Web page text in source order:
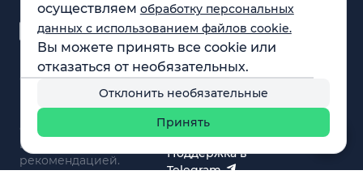
осуществляем обработку персональных
данных с использованием файлов cookie.
Вы можете принять все cookie или
отказаться от необязательных.
Отклонить необязательные
Принять
Обращаем внимание:
все материалы,
представленные на
сайте, не являются
инвестиционной
рекомендацией.
Аналитика и
новости
Карта рынка
Компании
F.A.Q.
Обучение
Вебинары
О нас
Поддержка в
Telegram